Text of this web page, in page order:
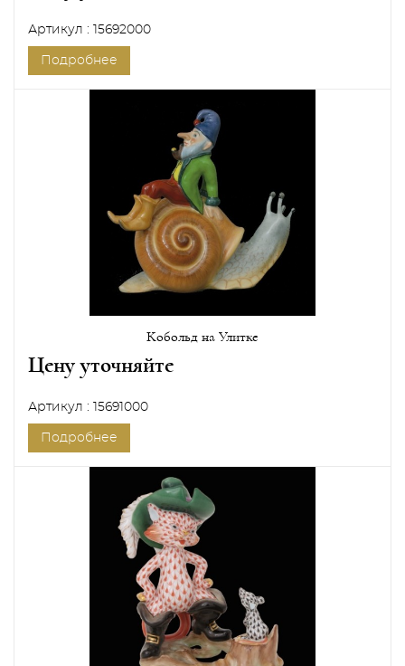
Артикул : 15692000
Подробнее
Кобольд на Улитке
Цену уточняйте
Артикул : 15691000
Подробнее